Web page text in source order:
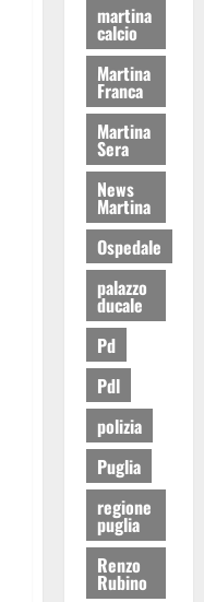
martina
calcio
Martina
Franca
Martina
Sera
News
Martina
Ospedale
palazzo
ducale
Pd
Pdl
polizia
Puglia
regione
puglia
Renzo
Rubino